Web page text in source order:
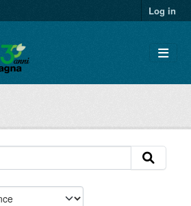
Log in